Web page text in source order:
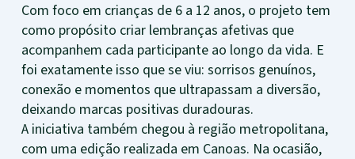
Com foco em crianças de 6 a 12 anos, o projeto tem
como propósito criar lembranças afetivas que
acompanhem cada participante ao longo da vida. E
foi exatamente isso que se viu: sorrisos genuínos,
conexão e momentos que ultrapassam a diversão,
deixando marcas positivas duradouras.
A iniciativa também chegou à região metropolitana,
com uma edição realizada em Canoas. Na ocasião,